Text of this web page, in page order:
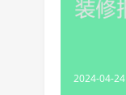
2024-04-24